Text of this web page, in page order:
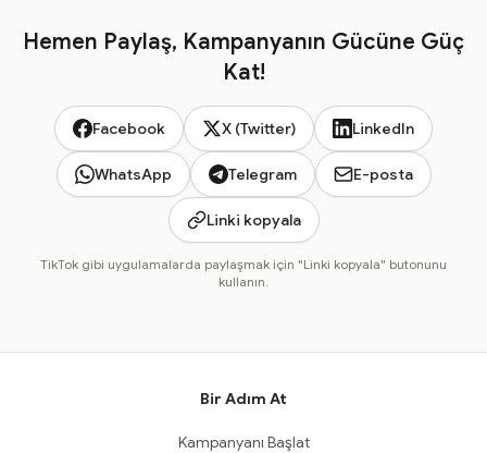
Hemen Paylaş, Kampanyanın Gücüne Güç
Kat!
Facebook X (Twitter) LinkedIn
WhatsApp Telegram E-posta
Linki kopyala
TikTok gibi uygulamalarda paylaşmak için "Linki kopyala" butonunu
kullanın.
Bir Adım At
Kampanyanı Başlat